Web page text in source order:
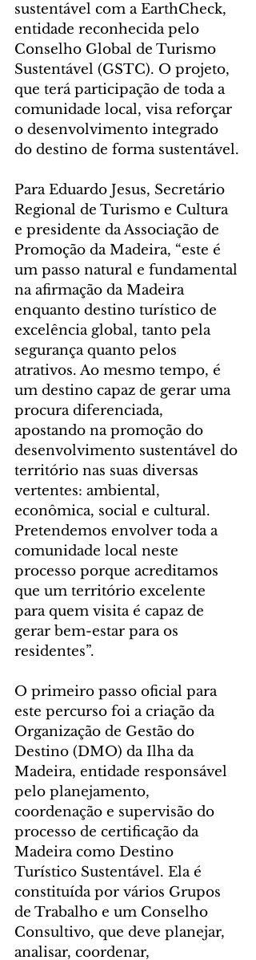
sustentável com a EarthCheck,
entidade reconhecida pelo
Conselho Global de Turismo
Sustentável (GSTC). O projeto,
que terá participação de toda a
comunidade local, visa reforçar
o desenvolvimento integrado
do destino de forma sustentável.
Para Eduardo Jesus, Secretário
Regional de Turismo e Cultura
e presidente da Associação de
Promoção da Madeira, “este é
um passo natural e fundamental
na afirmação da Madeira
enquanto destino turístico de
excelência global, tanto pela
segurança quanto pelos
atrativos. Ao mesmo tempo, é
um destino capaz de gerar uma
procura diferenciada,
apostando na promoção do
desenvolvimento sustentável do
território nas suas diversas
vertentes: ambiental,
econômica, social e cultural.
Pretendemos envolver toda a
comunidade local neste
processo porque acreditamos
que um território excelente
para quem visita é capaz de
gerar bem-estar para os
residentes”.
O primeiro passo oficial para
este percurso foi a criação da
Organização de Gestão do
Destino (DMO) da Ilha da
Madeira, entidade responsável
pelo planejamento,
coordenação e supervisão do
processo de certificação da
Madeira como Destino
Turístico Sustentável. Ela é
constituída por vários Grupos
de Trabalho e um Conselho
Consultivo, que deve planejar,
analisar, coordenar,